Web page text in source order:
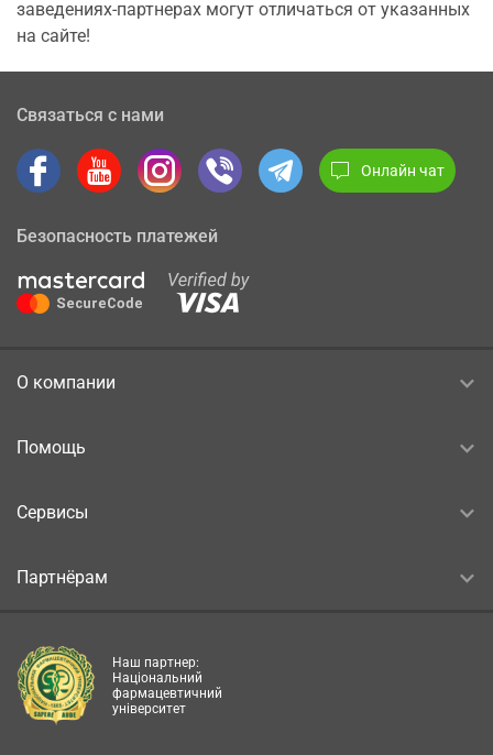
заведениях-партнерах могут отличаться от указанных
на сайте!
Связаться с нами
Онлайн чат
Безопасность платежей
О компании
Помощь
Сервисы
Партнёрам
Наш партнер:
Національний
фармацевтичний
університет